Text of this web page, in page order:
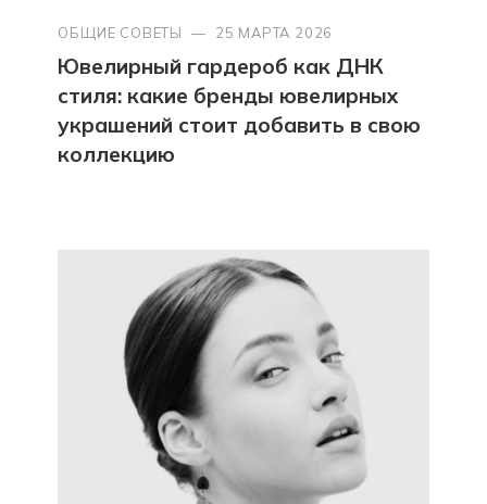
ОБЩИЕ СОВЕТЫ — 25 МАРТА 2026
Ювелирный гардероб как ДНК
стиля: какие бренды ювелирных
украшений стоит добавить в свою
коллекцию